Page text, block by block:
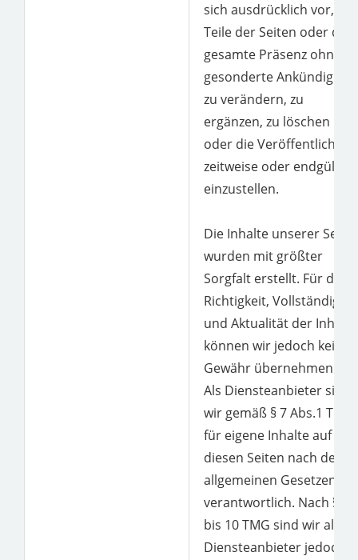
sich ausdrücklich vor,
Teile der Seiten oder die
gesamte Präsenz ohne
gesonderte Ankündigung
zu verändern, zu
ergänzen, zu löschen
oder die Veröffentlichung
zeitweise oder endgültig
einzustellen.
Die Inhalte unserer
wurden mit größter
Sorgfalt erstellt. Für die
Richtigkeit,
und Aktualität der Inhalte
können wir jedoch keine
Gewähr übernehmen.
Als Diensteanbieter sind
wir gemäß § 7 Abs.1 TMG
für eigene Inhalte auf
diesen Seiten nach den
allgemeinen Gesetzen
verantwortlich. Nach §§ 8
bis 10 TMG sind wir als
Diensteanbieter jedoch